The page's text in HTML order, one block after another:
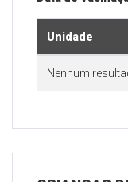
Unidade
Nenhum